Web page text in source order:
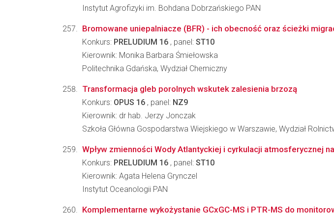
Instytut Agrofizyki im. Bohdana Dobrzańskiego PAN
Bromowane uniepalniacze (BFR) - ich obecność oraz ścieżki
Konkurs: PRELUDIUM 16 , panel: ST10
Kierownik: Monika Barbara Śmiełowska
Politechnika Gdańska, Wydział Chemiczny
Transformacja gleb porolnych wskutek zalesienia brzozą
Konkurs: OPUS 16 , panel: NZ9
Kierownik: dr hab. Jerzy Jonczak
Szkoła Główna Gospodarstwa Wiejskiego w Warszawie, Wydział
Wpływ zmienności Wody Atlantyckiej i cyrkulacji atmosferycznej
Konkurs: PRELUDIUM 16 , panel: ST10
Kierownik: Agata Helena Grynczel
Instytut Oceanologii PAN
Komplementarne wykożystanie GCxGC-MS i PTR-MS do